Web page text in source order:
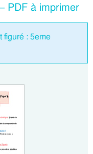
PDF à imprimer
figuré : 5eme